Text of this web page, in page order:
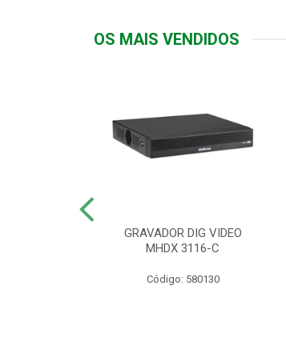
OS MAIS VENDIDOS
GRAVADOR DIG VIDEO
MHDX 3116-C
Código: 580130